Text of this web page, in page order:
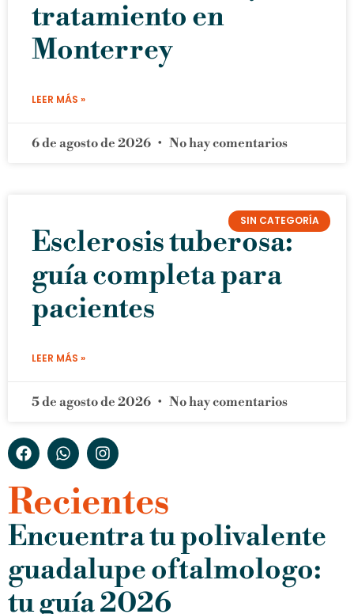
tratamiento en
Monterrey
LEER MÁS »
6 de agosto de 2026 No hay comentarios
SIN CATEGORÍA
Esclerosis tuberosa:
guía completa para
pacientes
LEER MÁS »
5 de agosto de 2026 No hay comentarios
Recientes
Encuentra tu polivalente
guadalupe oftalmologo:
tu guía 2026